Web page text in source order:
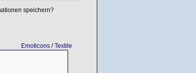
speichern?
Emoticons/Textile